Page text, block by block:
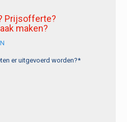
Prijsofferte?
maken?
er uitgevoerd worden?*